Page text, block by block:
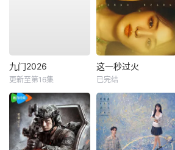
九门2026
更新至第16集
这一秒过火
已完结